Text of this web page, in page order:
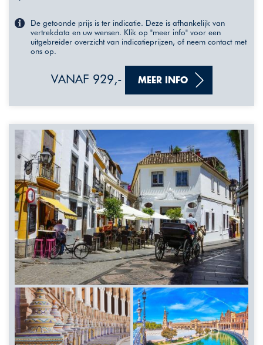
De getoonde prijs is ter indicatie. Deze is afhankelijk van
vertrekdata en uw wensen. Klik op "meer info" voor een
uitgebreider overzicht van indicatieprijzen, of neem contact met
ons op.
VANAF 929,- MEER INFO